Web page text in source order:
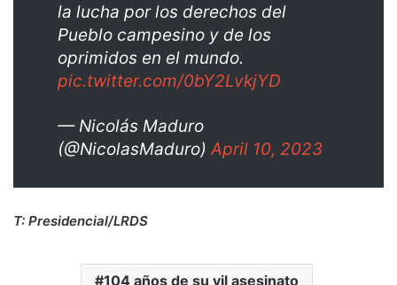
la lucha por los derechos del
Pueblo campesino y de los
oprimidos en el mundo.
pic.twitter.com/0bY2LvkjYD
— Nicolás Maduro
(@NicolasMaduro)April 10, 2023
T: Presidencial/LRDS
104 años de su vil asesinato